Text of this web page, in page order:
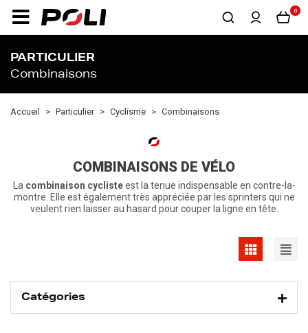
0
PARTICULIER
Combinaisons
Accueil Particulier Cyclisme Combinaisons
COMBINAISONS DE VÉLO
La combinaison cyclisteest la tenue indispensable en contre-la-
montre. Elle est également très appréciée par les sprinters qui ne
veulent rien laisser au hasard pour couper la ligne en tête.
Catégories